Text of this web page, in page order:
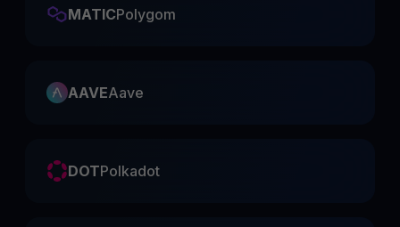
MATICPolygom
AAVEAave
DOTPolkadot